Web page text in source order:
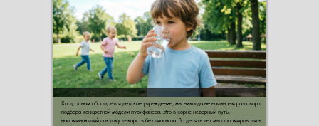
Когда к нам обращается детское учреждение, мы никогда не начинаем разговор с
подбора конкретной модели пурифайера. Это в корне неверный путь,
напоминающий покупку лекарств без диагноза. За десять лет мы сформировали в